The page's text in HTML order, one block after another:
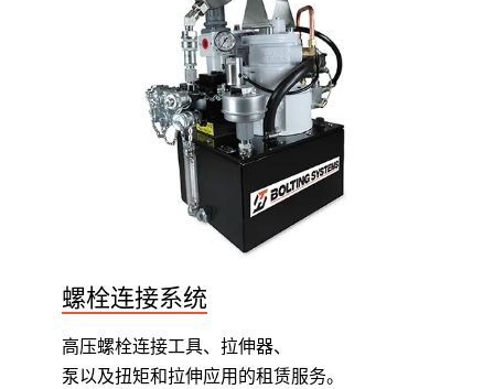
螺栓连接系统
高压螺栓连接工具、拉伸器、
泵以及扭矩和拉伸应用的租赁服务。